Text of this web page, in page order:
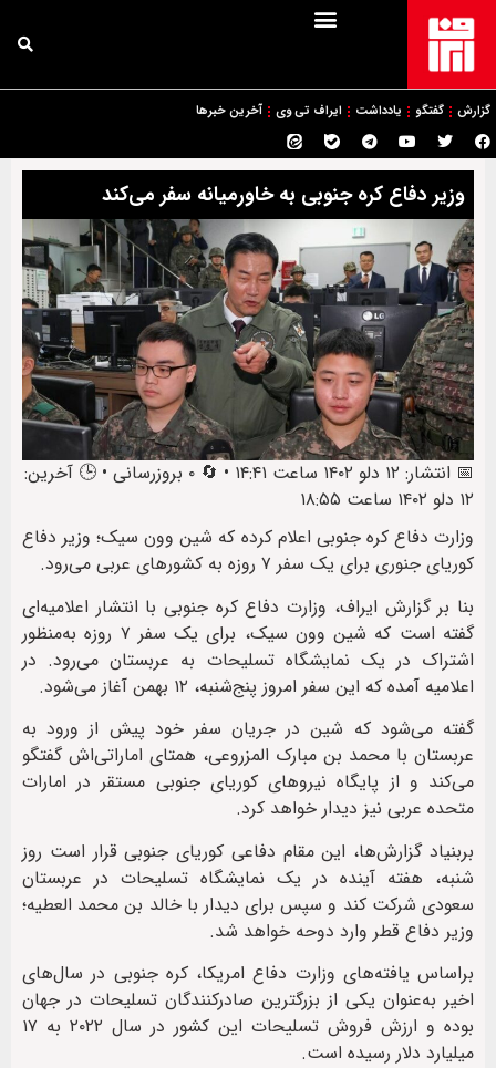
گزارش گفتگو یادداشت ایراف تی وی آخرین خبرها
وزیر دفاع کره جنوبی به خاورمیانه سفر می‌کند
📅 انتشار: ۱۲ دلو ۱۴۰۲ ساعت ۱۴:۴۱ • 🔄 ۰ بروزرسانی • 🕒 آخرین:
۱۲ دلو ۱۴۰۲ ساعت ۱۸:۵۵
وزارت دفاع کره جنوبی اعلام کرده که شین وون سیک؛ وزیر دفاع
کوریای جنوری برای یک سفر ۷ روزه به کشورهای عربی می‌رود.
بنا بر گزارش ایراف، وزارت دفاع کره جنوبی با انتشار اعلامیه‌ای
گفته است که شین وون سیک، برای یک سفر ۷ روزه به‌منظور
اشتراک در یک نمایشگاه تسلیحات به عربستان می‌رود. در
اعلامیه آمده که این سفر امروز پنج‌شنبه، ۱۲ بهمن آغاز می‌شود.
گفته می‌شود که شین در جریان سفر خود پیش از ورود به
عربستان با محمد بن مبارک المزروعی، همتای اماراتی‌اش گفتگو
می‌کند و از پایگاه نیروهای کوریای جنوبی مستقر در امارات
متحده عربی نیز دیدار خواهد کرد.
بربنیاد گزارش‌ها، این مقام دفاعی کوریای جنوبی قرار است روز
شنبه، هفته آینده در یک نمایشگاه تسلیحات در عربستان
سعودی شرکت کند و سپس برای دیدار با خالد بن محمد العطیه؛
وزیر دفاع قطر وارد دوحه خواهد شد.
براساس یافته‌های وزارت دفاع امریکا، کره جنوبی در سال‌های
اخیر به‌عنوان یکی از بزرگترین صادرکنندگان تسلیحات در جهان
بوده و ارزش فروش تسلیحات این کشور در سال ۲۰۲۲ به ۱۷
میلیارد دلار رسیده است.